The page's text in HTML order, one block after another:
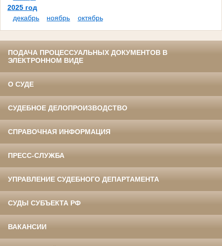
2025 год
декабрь
ноябрь октябрь
ПОДАЧА ПРОЦЕССУАЛЬНЫХ ДОКУМЕНТОВ В
ЭЛЕКТРОННОМ ВИДЕ
О СУДЕ
СУДЕБНОЕ ДЕЛОПРОИЗВОДСТВО
СПРАВОЧНАЯ ИНФОРМАЦИЯ
ПРЕСС-СЛУЖБА
УПРАВЛЕНИЕ СУДЕБНОГО ДЕПАРТАМЕНТА
СУДЫ СУБЪЕКТА РФ
ВАКАНСИИ